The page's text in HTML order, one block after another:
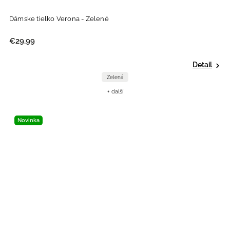
Dámske tielko Verona - Zelené
€29,99
Detail
Zelená
+ další
Novinka